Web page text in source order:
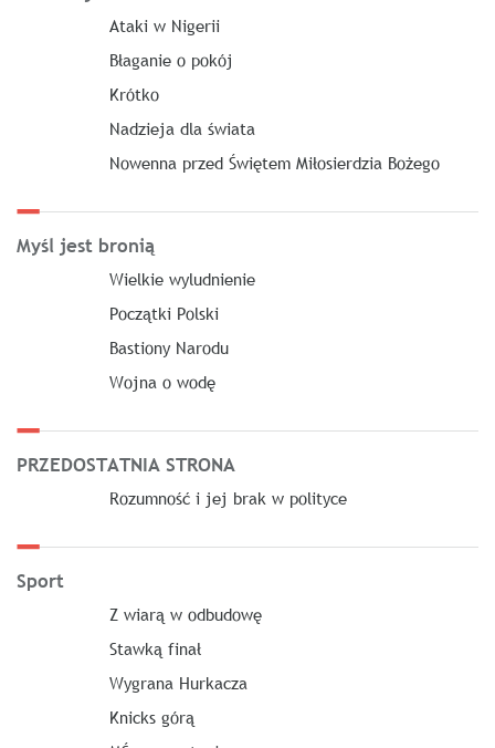
Ataki w Nigerii
Błaganie o pokój
Krótko
Nadzieja dla świata
Nowenna przed Świętem Miłosierdzia Bożego
Myśl jest bronią
Wielkie wyludnienie
Początki Polski
Bastiony Narodu
Wojna o wodę
PRZEDOSTATNIA STRONA
Rozumność i jej brak w polityce
Sport
Z wiarą w odbudowę
Stawką finał
Wygrana Hurkacza
Knicks górą